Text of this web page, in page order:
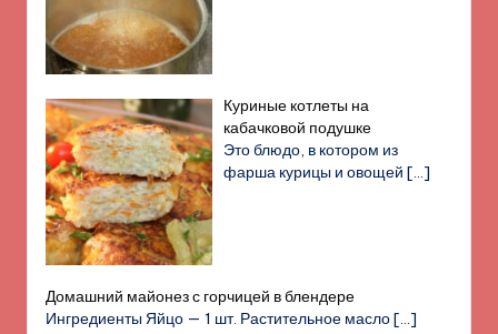
Куриные котлеты на
кабачковой подушке
Это блюдо, в котором из
фарша курицы и овощей[…]
Домашний майонез с горчицей в блендере
Ингредиенты Яйцо — 1 шт. Растительное масло[…]